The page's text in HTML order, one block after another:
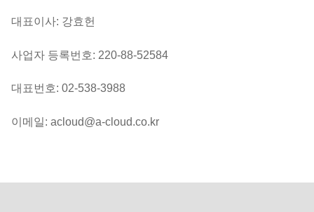
대표이사: 강효헌
사업자 등록번호: 220-88-52584
대표번호: 02-538-3988
이메일: acloud@a-cloud.co.kr